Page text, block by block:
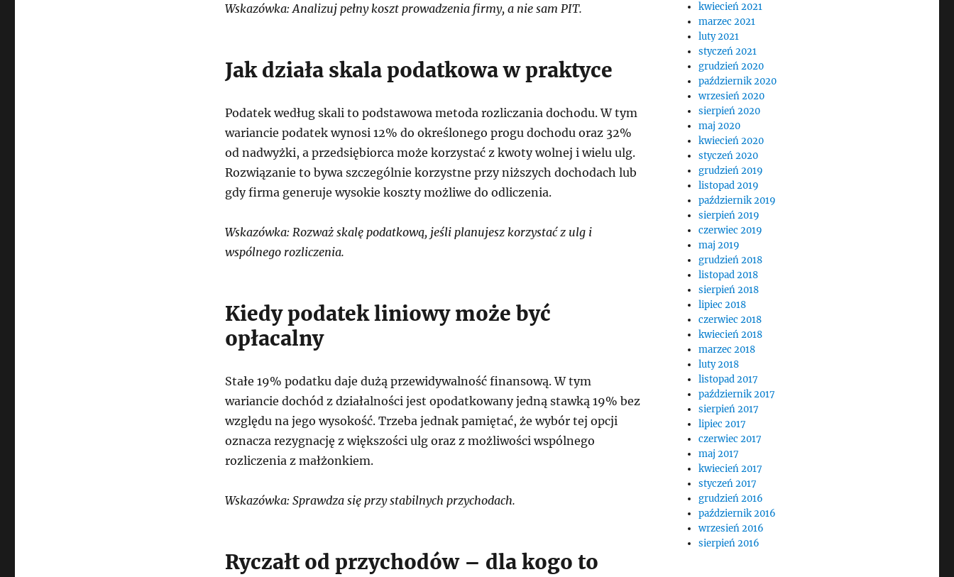
Wskazówka: Analizuj pełny koszt prowadzenia firmy, a nie sam PIT.
Jak działa skala podatkowa w praktyce
Podatek według skali to podstawowa metoda rozliczania dochodu. W tym
wariancie podatek wynosi 12% do określonego progu dochodu oraz 32%
od nadwyżki, a przedsiębiorca może korzystać z kwoty wolnej i wielu ulg.
Rozwiązanie to bywa szczególnie korzystne przy niższych dochodach lub
gdy firma generuje wysokie koszty możliwe do odliczenia.
Wskazówka: Rozważ skalę podatkową, jeśli planujesz korzystać z ulg i
wspólnego rozliczenia.
Kiedy podatek liniowy może być
opłacalny
Stałe 19% podatku daje dużą przewidywalność finansową. W tym
wariancie dochód z działalności jest opodatkowany jedną stawką 19% bez
względu na jego wysokość. Trzeba jednak pamiętać, że wybór tej opcji
oznacza rezygnację z większości ulg oraz z możliwości wspólnego
rozliczenia z małżonkiem.
Wskazówka: Sprawdza się przy stabilnych przychodach.
Ryczałt od przychodów – dla kogo to
kwiecień 2021
marzec 2021
luty 2021
styczeń 2021
grudzień 2020
październik 2020
wrzesień 2020
sierpień 2020
maj 2020
kwiecień 2020
styczeń 2020
grudzień 2019
listopad 2019
październik 2019
sierpień 2019
czerwiec 2019
maj 2019
grudzień 2018
listopad 2018
sierpień 2018
lipiec 2018
czerwiec 2018
kwiecień 2018
marzec 2018
luty 2018
listopad 2017
październik 2017
sierpień 2017
lipiec 2017
czerwiec 2017
maj 2017
kwiecień 2017
styczeń 2017
grudzień 2016
październik 2016
wrzesień 2016
sierpień 2016